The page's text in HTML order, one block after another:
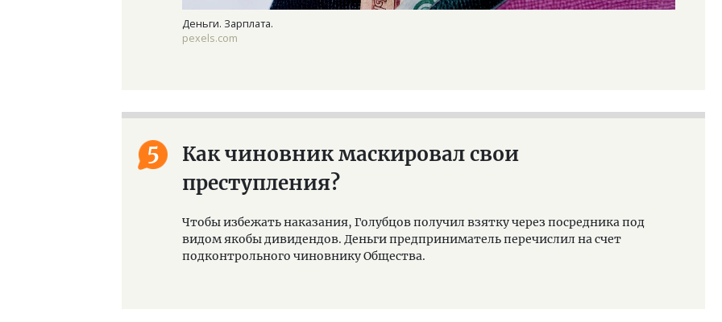
Деньги. Зарплата.
pexels.com
5
Как чиновник маскировал свои
преступления?
Чтобы избежать наказания, Голубцов получил взятку через посредника под
видом якобы дивидендов. Деньги предприниматель перечислил на счет
подконтрольного чиновнику Общества.